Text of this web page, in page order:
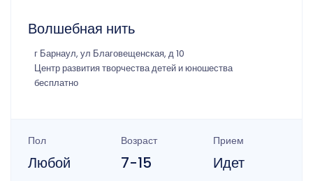
Волшебная нить
г Барнаул, ул Благовещенская, д 10
Центр развития творчества детей и юношества
бесплатно
Пол
Любой
Возраст
7-15
Прием
Идет